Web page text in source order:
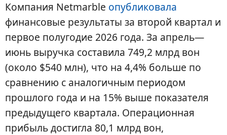
Компания Netmarble опубликовала
финансовые результаты за второй квартал и
первое полугодие 2026 года. За апрель—
июнь выручка составила 749,2 млрд вон
(около $540 млн), что на 4,4% больше по
сравнению с аналогичным периодом
прошлого года и на 15% выше показателя
предыдущего квартала. Операционная
прибыль достигла 80,1 млрд вон,